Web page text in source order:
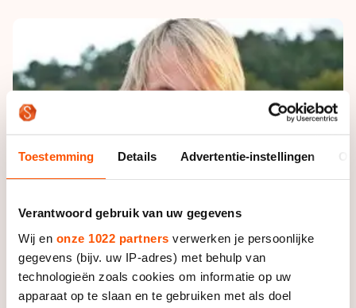
Toestemming Details Advertentie-instellingen
Verantwoord gebruik van uw gegevens
Wij en onze 1022 partners verwerken je persoonlijke
gegevens (bijv. uw IP-adres) met behulp van
technologieën zoals cookies om informatie op uw
apparaat op te slaan en te gebruiken met als doel
Algemene Nederlandse Schaatstijd
Deze zomer de weg op
Waar kan ik schaatsen en skaten?
Alles voor jou als schaatsfan
Evenementen
Tickets
Word schaatsfan!
Olympische Spelen
Olympische Spelen
Medaille overzicht
Medaillespiegel
Olympische uitslagen
Van Jong tot Goud verhalen